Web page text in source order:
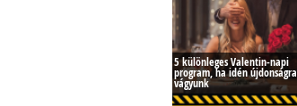
5 különleges Valentin-napi
program, ha idén újdonságra
vágyunk